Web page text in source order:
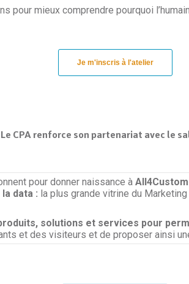
mieux comprendre pourquoi
Je m'inscris à l'atelier
Le CPA renforce son partenariat avec le
pour donner naissance à
data : la plus grande vitrine du
solutions et services pour
et des visiteurs et de proposer ainsi